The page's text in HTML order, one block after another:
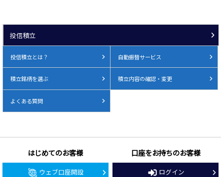
投信積立
投信積立とは？ 自動振替サービス
積立銘柄を選ぶ 積立内容の確認・変更
よくある質問
はじめてのお客様
ウェブ口座開設
口座をお持ちのお客様
ログイン